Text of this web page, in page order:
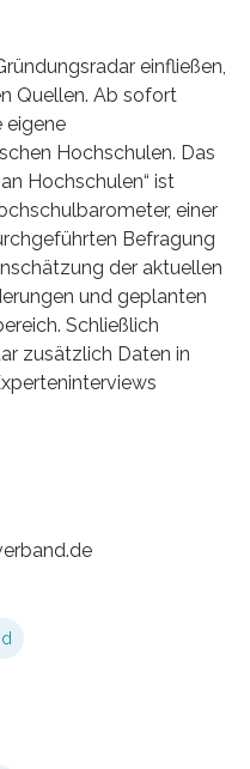
einfließen,
Quellen. Ab sofort
eigene
Hochschulen. Das
Hochschulen“ ist
einer
Befragung
der aktuellen
und geplanten
Schließlich
zusätzlich Daten in